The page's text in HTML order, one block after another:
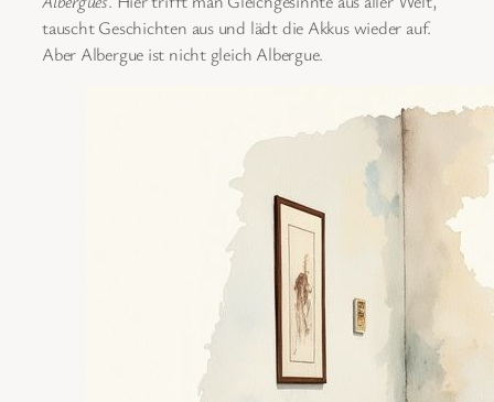
tauscht Geschichten aus und lädt die Akkus wieder auf.
Aber Albergue ist nicht gleich Albergue.